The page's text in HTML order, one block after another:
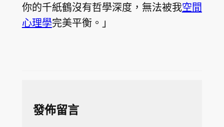
你的千紙鶴沒有哲學深度，無法被我空間
心理學完美平衡。」
發佈留言